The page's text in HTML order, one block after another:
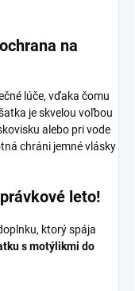
na
lúče, vďaka čomu
je skvelou voľbou
alebo pri vode
chráni jemné vlásky
leto!
ktorý spája
s motýlikmi do